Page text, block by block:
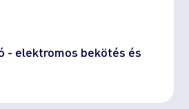
- elektromos bekötés és